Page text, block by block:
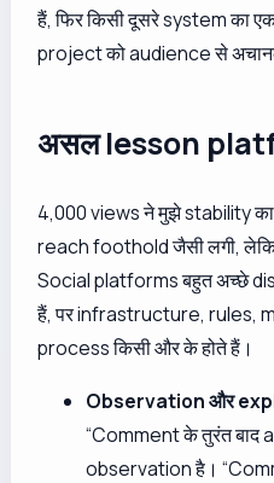
हैं, फिर किसी दूसरे system का
project को audience से
असल lesson
4,000 views ने मुझे stability
reach foothold जैसी लगी,
Social platforms बहुत अच्छे
हैं, पर infrastructure, rules,
process किसी और के होते हैं।
Observation और
“Comment के तुरंत बाद
observation है।